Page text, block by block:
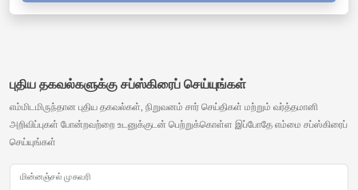
புதிய தகவல்களுக்கு சப்ஸ்கிரைப் செய்யுங்கள்
எம்மிடமிருந்தான புதிய தகவல்கள், நிறுவனம் சார் செய்திகள் மற்றும் வர்த்தமானி
அறிவிப்புகள் போன்றவற்றை உடனுக்குடன் பெற்றுக்கொள்ள இப்போதே எம்மை சப்ஸ்கிரைப்
செய்யுங்கள்
மின்னஞ்சல் முகவரி